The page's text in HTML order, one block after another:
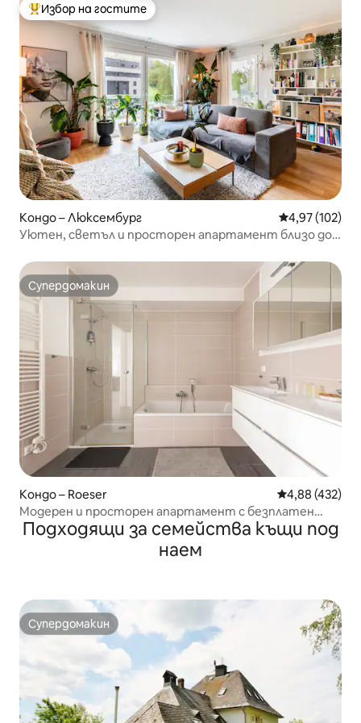
Най-популярен избор на гостите
Избор на гостите
Кондо – Люксембург Средна
4,97 (102)
Уютен, светъл и просторен апартамент близо до
Супердомакин
Супердомакин
Кондо – Roeser Средна
4,88 (432)
Модерен и просторен апартамент с безплатен
паркинг
Подходящи за семейства къщи под
наем
Супердомакин
Супердомакин